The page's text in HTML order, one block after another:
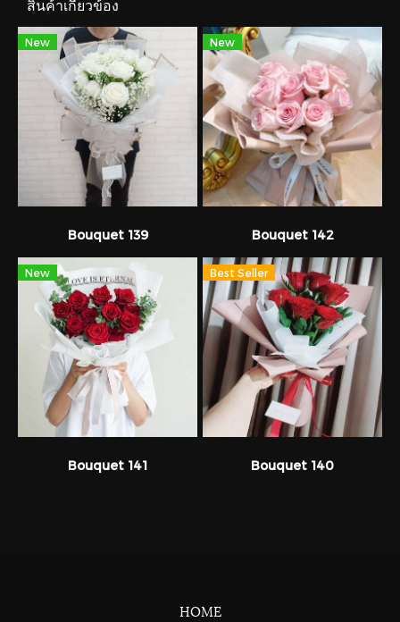
สินค้าเกี่ยวข้อง
New
Bouquet 139
New
Bouquet 142
New
Bouquet 141
Best Seller
Bouquet 140
HOME